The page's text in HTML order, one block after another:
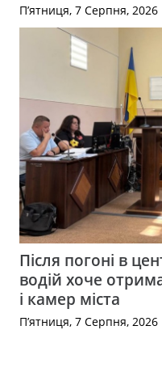
П’ятниця, 7 Серпня, 2026
Після погоні в
водій хоче
і камер міста
П’ятниця, 7 Серпня, 2026